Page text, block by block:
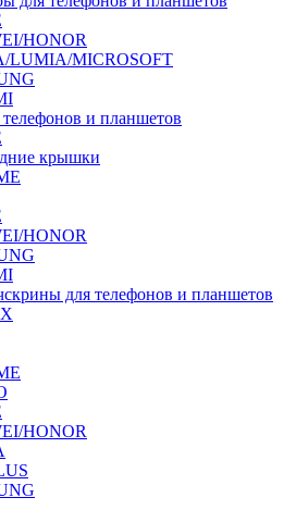
HONOR
LUMIA/MICROSOFT
и планшетов
крышки
HONOR
для телефонов и планшетов
HONOR